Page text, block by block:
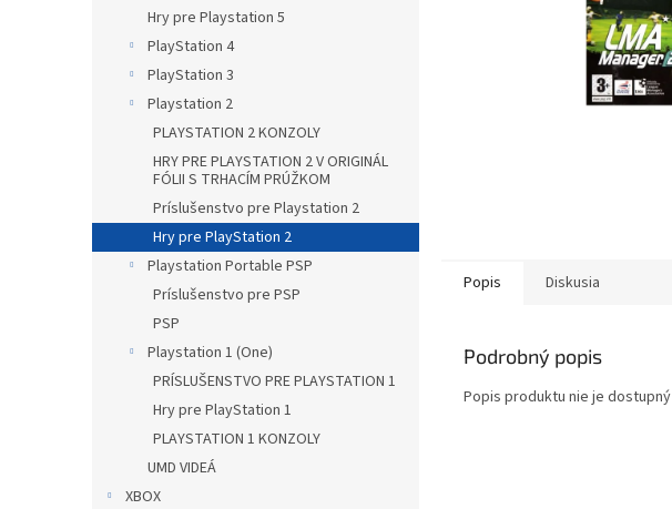
Hry pre Playstation 5
PlayStation 4
PlayStation 3
Playstation 2
PLAYSTATION 2 KONZOLY
HRY PRE PLAYSTATION 2 V ORIGINÁL
FÓLII S TRHACÍM PRÚŽKOM
Príslušenstvo pre Playstation 2
Hry pre PlayStation 2
Playstation Portable PSP
Príslušenstvo pre PSP
PSP
Playstation 1 (One)
PRÍSLUŠENSTVO PRE PLAYSTATION 1
Hry pre PlayStation 1
PLAYSTATION 1 KONZOLY
UMD VIDEÁ
XBOX
Popis Diskusia
Podrobný popis
Popis produktu nie je dostupný